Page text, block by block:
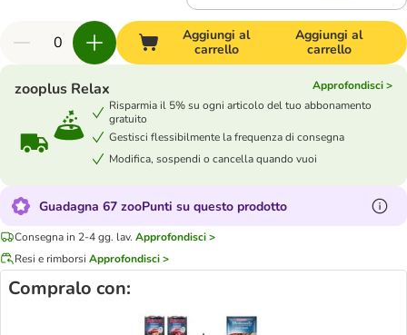
Aggiungi al
carrello
Aggiungi al
carrello
zooplus Relax
Approfondisci >
Risparmia il 5% su ogni articolo del tuo abbonamento
gratuito
Gestisci flessibilmente la frequenza di consegna
Modifica, sospendi o cancella quando vuoi
Guadagna 67 zooPunti su questo prodotto
Consegna in 2-4 gg. lav. Approfondisci >
Resi e rimborsi Approfondisci >
Compralo con: